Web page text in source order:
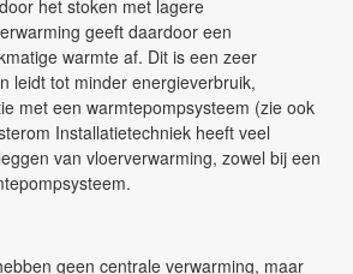
het stoken met lagere
geeft daardoor een
warmte af. Dit is een zeer
leidt tot minder energieverbruik,
met een warmtepompsysteem (zie ook
Installatietechniek heeft veel
van vloerverwarming, zowel bij een
geen centrale verwarming, maar